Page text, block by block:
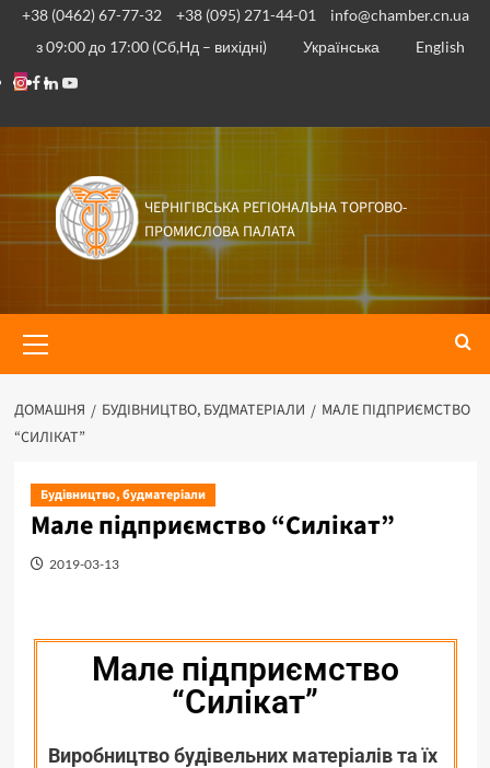
+38 (0462) 67-77-32 +38 (095) 271-44-01
info@chamber.cn.ua
з 09:00 до 17:00 (Сб,Нд – вихідні)
Українська English
ЧЕРНІГІВСЬКА РЕГІОНАЛЬНА ТОРГОВО-
ПРОМИСЛОВА ПАЛАТА
ДОМАШНЯ БУДІВНИЦТВО, БУДМАТЕРІАЛИ
МАЛЕ ПІДПРИЄМСТВО
“СИЛІКАТ”
Будівництво, будматеріали
Мале підприємство “Силікат”
2019-03-13
Мале підприємство
“Силікат”
Виробництво будівельних матеріалів та їх